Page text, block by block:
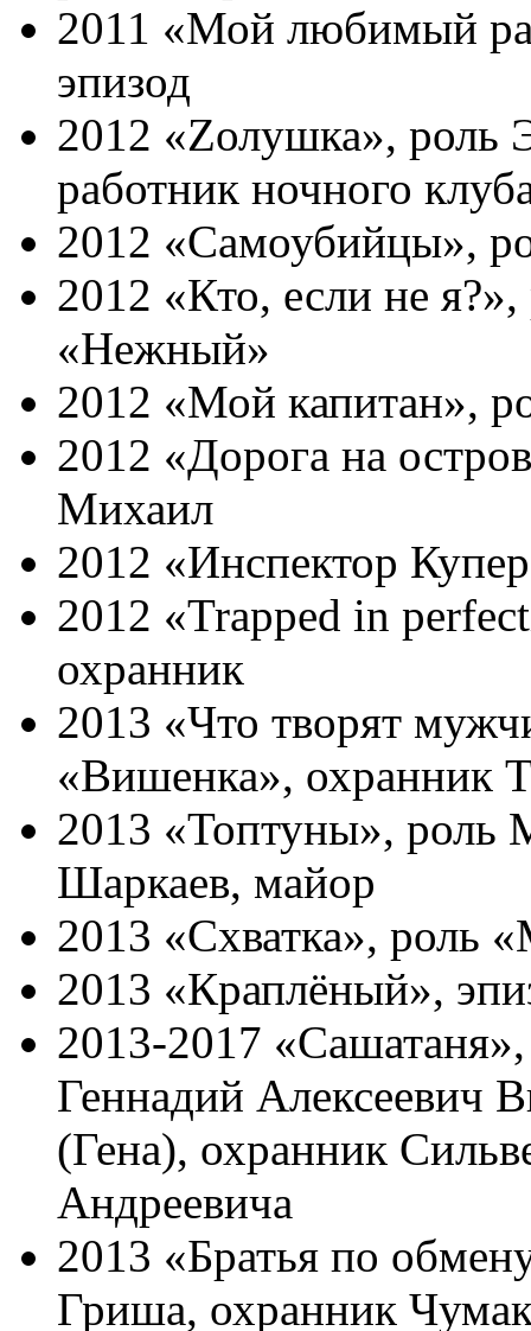
2011 «Мой любимый
эпизод
2012 «Zолушка», роль
работник ночного
2012 «Самоубийцы»,
2012 «Кто, если не я?»,
«Нежный»
2012 «Мой капитан»,
2012 «Дорога на
Михаил
2012 «Инспектор
2012 «Trapped in
охранник
2013 «Что творят
«Вишенка», охранник
2013 «Топтуны», роль
Шаркаев, майор
2013 «Схватка», роль
2013 «Краплёный»,
2013-2017
Геннадий Алексеевич
(Гена), охранник
Андреевича
2013 «Братья по
Гриша, охранник